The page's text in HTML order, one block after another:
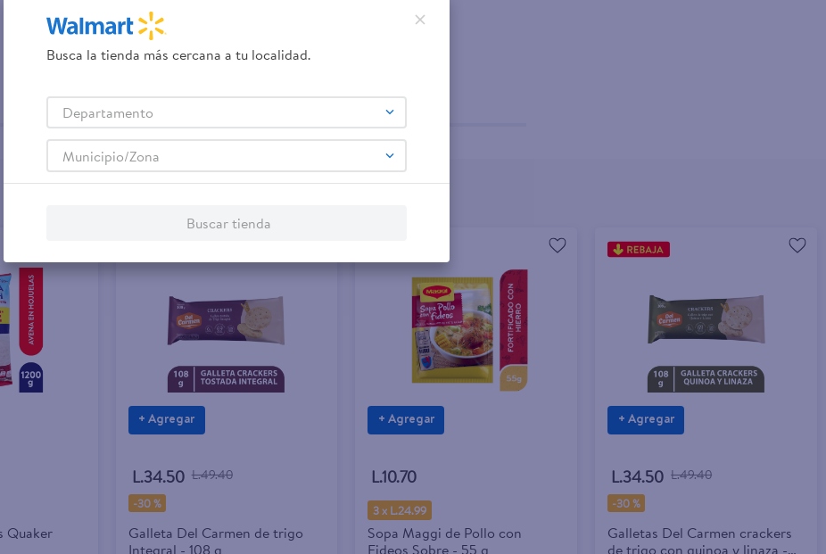
Quaker
+ Agregar
L.34.50 L.49.40
-30 %
Galleta Del Carmen de trigo
Integral - 108 g
+ Agregar
L.10.70
3 x L.24.99
Sopa Maggi de Pollo con
Fideos Sobre - 55 g
+ Agregar
L.34.50 L.49.40
-30 %
Galletas Del Carmen crackers
de trigo con quinoa y linaza -
Busca la tienda más cercana a tu localidad.
Departamento
Municipio/Zona
Buscar tienda